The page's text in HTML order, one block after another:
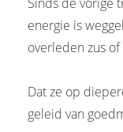
energie is
overleden zus
Dat ze op
geleid van